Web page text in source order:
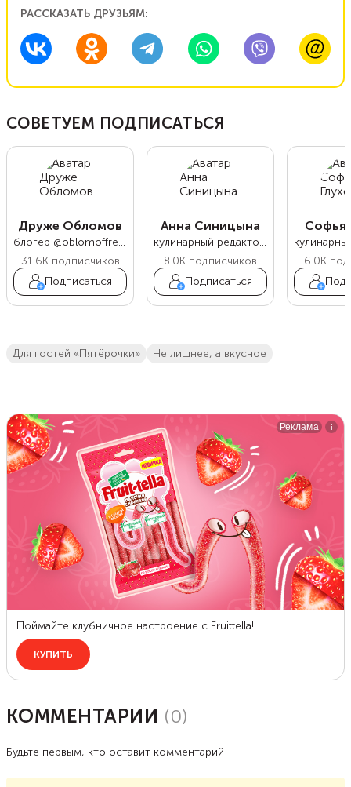
РАССКАЗАТЬ ДРУЗЬЯМ:
СОВЕТУЕМ ПОДПИСАТЬСЯ
Друже Обломов
блогер @oblomoffrecipe
31.6Kподписчиков
Подписаться
Анна Синицына
кулинарный редактор Food.ru
8.0K подписчиков
Подписаться
Софья
6.0K
Для гостей «Пятёрочки» не лишнее, а вкусное
КОММЕНТАРИИ (0)
Будьте первым, кто оставит комментарий